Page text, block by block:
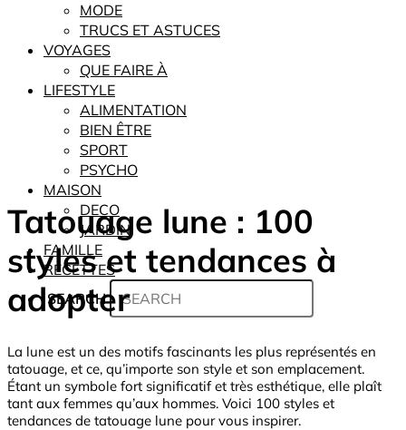
MODE
TRUCS ET ASTUCES
VOYAGES
QUE FAIRE À
LIFESTYLE
ALIMENTATION
BIEN ÊTRE
SPORT
PSYCHO
MAISON
DECO
JARDIN
FAMILLE
RECETTES
SEARCH
Tatouage lune : 100
styles et tendances à
adopter
La lune est un des motifs fascinants les plus représentés en
tatouage, et ce, qu’importe son style et son emplacement.
Étant un symbole fort significatif et très esthétique, elle plaît
tant aux femmes qu’aux hommes. Voici 100 styles et
tendances de tatouage lune pour vous inspirer.